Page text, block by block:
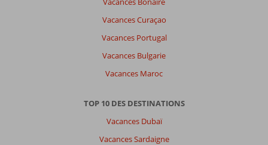
Vacances Curaçao
Vacances Portugal
Vacances Bulgarie
Vacances Maroc
TOP 10 DES DESTINATIONS
Vacances Dubaï
Vacances Sardaigne